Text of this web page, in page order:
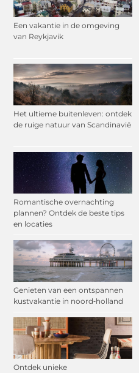
Een vakantie in de omgeving
van Reykjavik
Het ultieme buitenleven: ontdek
de ruige natuur van Scandinavië
Romantische overnachting
plannen? Ontdek de beste tips
en locaties
Genieten van een ontspannen
kustvakantie in noord‑holland
Ontdek unieke